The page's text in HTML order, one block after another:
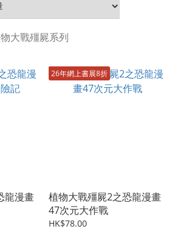
大戰殭屍系列
龍漫畫
26年網上書展8折
植物大戰殭屍2之恐龍漫畫
47次元大作戰
HK$78.00